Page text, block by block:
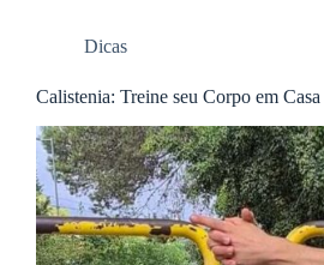
Dicas
Calistenia: Treine seu Corpo em Casa